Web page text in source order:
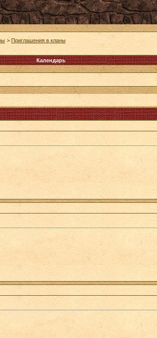
> Приглашения в кланы
Календарь